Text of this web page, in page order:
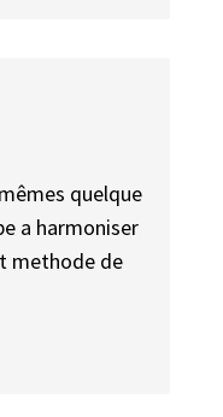
quelque
a harmoniser
methode de